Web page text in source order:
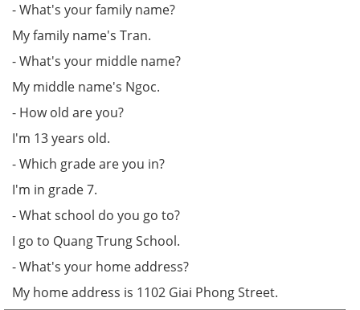
- What's your family name?
My family name's Tran.
- What's your middle name?
My middle name's Ngoc.
- How old are you?
I'm 13 years old.
- Which grade are you in?
I'm in grade 7.
- What school do you go to?
I go to Quang Trung School.
- What's your home address?
My home address is 1102 Giai Phong Street.